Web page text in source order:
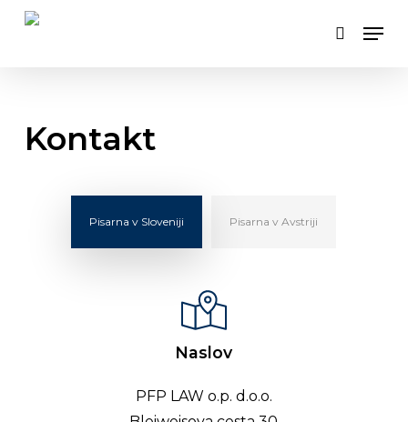
Skip
search
Kontakt
Pisarna v Sloveniji Pisarna v Avstriji
Naslov
PFP LAW o.p. d.o.o.